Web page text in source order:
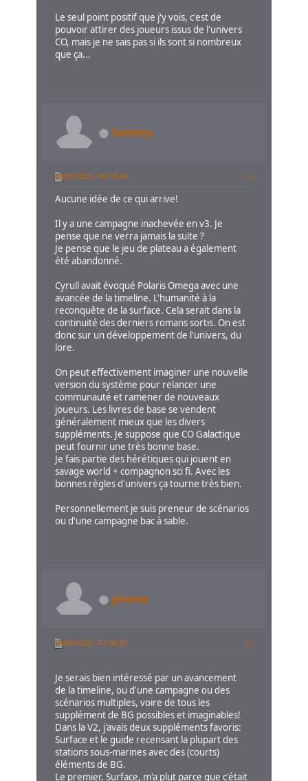
Le seul point positif que j'y vois, c'est de
pouvoir attirer des joueurs issus de l'univers
CO, mais je ne sais pas si ils sont si nombreux
que ça...
Sammy
30/06/2022 - 06:18:49 #4
Aucune idée de ce qui arrive!
Il y a une campagne inachevée en v3. Je
pense que ne verra jamais la suite ?
Je pense que le jeu de plateau a également
été abandonné.
Cyrull avait évoqué Polaris Omega avec une
avancée de la timeline. L'humanité à la
reconquête de la surface. Cela serait dans la
continuité des derniers romans sortis. On est
donc sur un développement de l'univers, du
lore.
On peut effectivement imaginer une nouvelle
version du système pour relancer une
communauté et ramener de nouveaux
joueurs. Les livres de base se vendent
généralement mieux que les divers
suppléments. Je suppose que CO Galactique
peut fournir une très bonne base.
Je fais partie des hérétiques qui jouent en
savage world + compagnon sci fi. Avec les
bonnes règles d'univers ça tourne très bien.
Personnellement je suis preneur de scénarios
ou d'une campagne bac à sable.
pheres
30/06/2022 - 07:58:35 #5
Je serais bien intéressé par un avancement
de la timeline, ou d'une campagne ou des
scénarios multiples, voire de tous les
supplément de BG possibles et imaginables!
Dans la V2, j'avais deux suppléments favoris:
Surface et le guide recensant la plupart des
stations sous-marines avec des (courts)
éléments de BG.
Le premier, Surface, m'a plut parce que c'était